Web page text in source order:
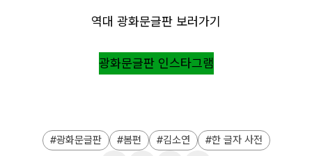
역대 광화문글판 보러가기
광화문글판 인스타그램
광화문글판 봄편 김소연 한 글자 사전